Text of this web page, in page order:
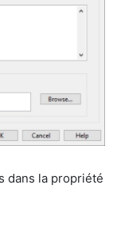
dans la propriété